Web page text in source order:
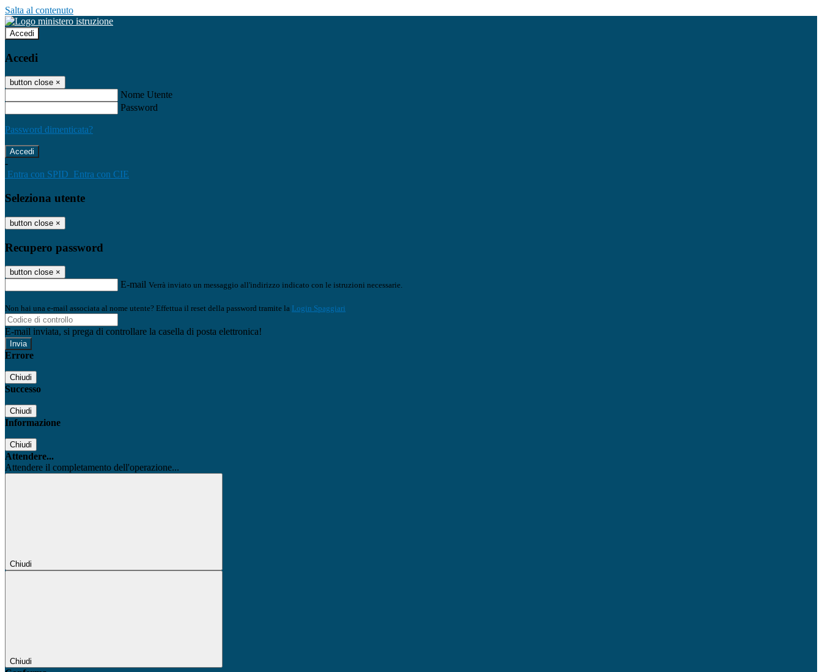
Salta al contenuto
Accedi
Accedi
button close ×
Nome Utente
Password
Password dimenticata?
-
Entra con SPID Entra con CIE
Seleziona utente
button close ×
Recupero password
button close ×
E-mail Verrà inviato un messaggio all'indirizzo indicato con le istruzioni necessarie.
Non hai una e-mail associata al nome utente? Effettua il reset della password tramite la Login Spaggiari
E-mail inviata, si prega di controllare la casella di posta elettronica!
Errore
Chiudi
Successo
Chiudi
Informazione
Chiudi
Attendere...
Attendere il completamento dell'operazione...
Chiudi
Chiudi